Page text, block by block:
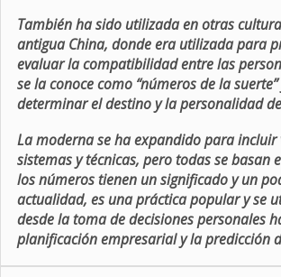
También ha sido utilizada en otras
antigua China, donde era utilizada para
evaluar la compatibilidad entre las
se la conoce como “números de la
determinar el destino y la personalidad
La moderna se ha expandido para incluir
sistemas y técnicas, pero todas se basan
los números tienen un significado y un
actualidad, es una práctica popular y se
desde la toma de decisiones personales
planificación empresarial y la predicción